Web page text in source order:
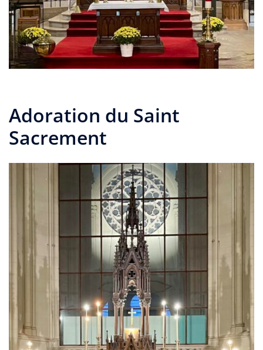
Adoration du Saint
Sacrement